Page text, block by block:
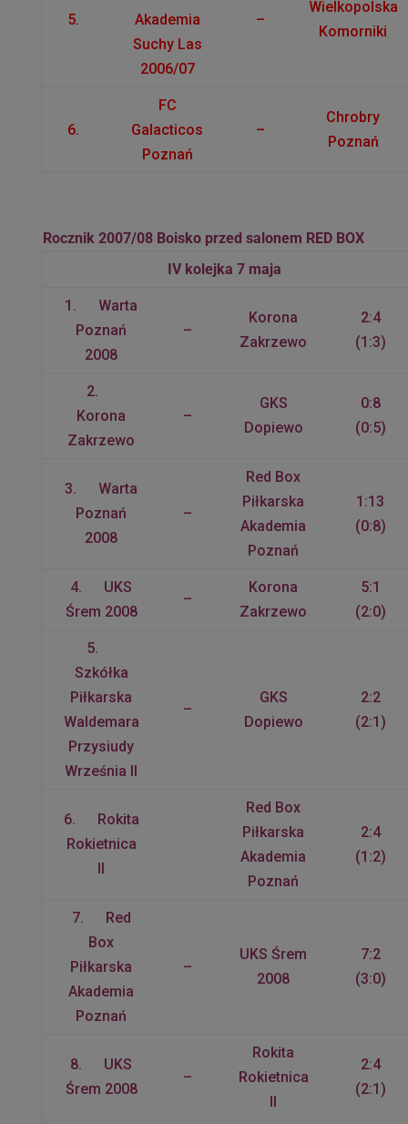
5.
Akademia
Suchy Las
2006/07
–
Wielkopolska
Komorniki
6.
FC
Galacticos
Poznań
–
Chrobry
Poznań
Rocznik 2007/08 Boisko przed salonem RED BOX
IV kolejka 7 maja
1. Warta
Poznań
2008
–
Korona
Zakrzewo
2:4
(1:3)
2.
Korona
Zakrzewo
–
GKS
Dopiewo
0:8
(0:5)
3. Warta
Poznań
2008
–
Red Box
Piłkarska
Akademia
Poznań
1:13
(0:8)
4. UKS
Śrem 2008
–
Korona
Zakrzewo
5:1
(2:0)
5.
Szkółka
Piłkarska
Waldemara
Przysiudy
Września II
–
GKS
Dopiewo
2:2
(2:1)
6. Rokita
Rokietnica
II
Red Box
Piłkarska
Akademia
Poznań
2:4
(1:2)
7. Red
Box
Piłkarska
Akademia
Poznań
–
UKS Śrem
2008
7:2
(3:0)
8. UKS
Śrem 2008
–
Rokita
Rokietnica
II
2:4
(2:1)